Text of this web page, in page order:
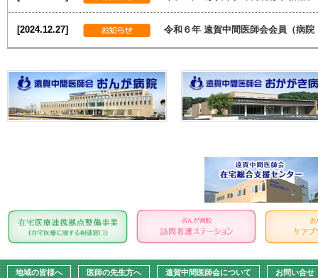
[2024.12.27] 令和６年 遠賀中間医師会会員（病
地域の皆様へ 医師の先生方へ 遠賀中間医師会について お問い合せ